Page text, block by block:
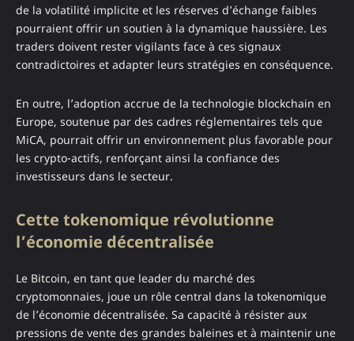
de la volatilité implicite et les réserves d’échange faibles
pourraient offrir un soutien à la dynamique haussière. Les
traders doivent rester vigilants face à ces signaux
contradictoires et adapter leurs stratégies en conséquence.
En outre, l’adoption accrue de la technologie blockchain en
Europe, soutenue par des cadres réglementaires tels que
MiCA, pourrait offrir un environnement plus favorable pour
les crypto-actifs, renforçant ainsi la confiance des
investisseurs dans le secteur.
Cette tokenomique révolutionne
l’économie décentralisée
Le Bitcoin, en tant que leader du marché des
cryptomonnaies, joue un rôle central dans la tokenomique
de l’économie décentralisée. Sa capacité à résister aux
pressions de vente des grandes baleines et à maintenir une